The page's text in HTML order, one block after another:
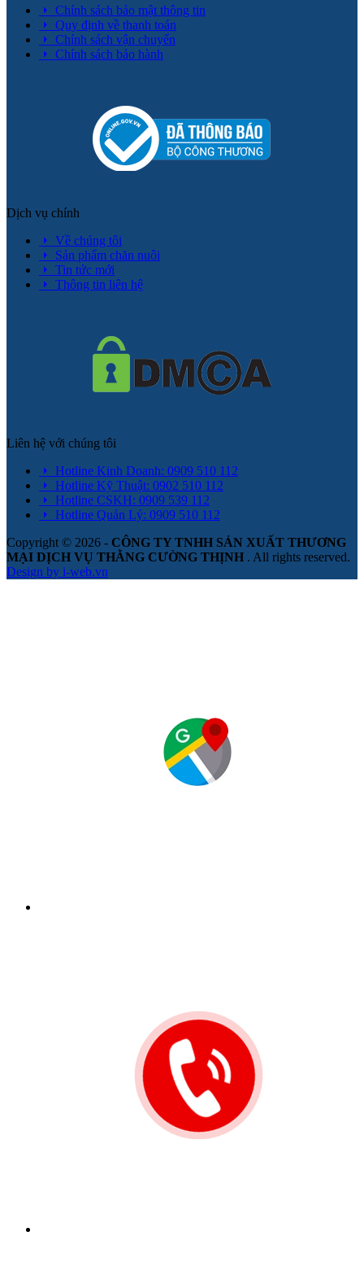
Chính sách bảo mật thông tin
Quy định về thanh toán
Chính sách vận chuyển
Chính sách bảo hành
Dịch vụ chính
Về chúng tôi
Sản phẩm chăn nuôi
Tin tức mới
Thông tin liên hệ
Liên hệ với chúng tôi
Hotline Kinh Doanh: 0909 510 112
Hotline Kỹ Thuật: 0902 510 112
Hotline CSKH: 0909 539 112
Hotline Quản Lý: 0909 510 112
Copyright © 2026 - CÔNG TY TNHH SẢN XUẤT THƯƠNG
MẠI DỊCH VỤ THẰNG CƯỜNG THỊNH . All rights reserved.
Design by i-web.vn